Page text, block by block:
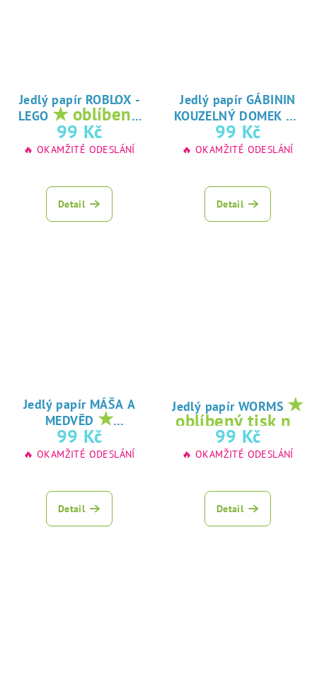
Jedlý papír ROBLOX -
LEGO ★ oblíbený
tisk na jedlý
papír
99 Kč
🔥 OKAMŽITÉ ODESLÁNÍ
Detail
Jedlý papír GÁBININ
KOUZELNÝ DOMEK ★
oblíbený tisk na
jedlý papír
99 Kč
🔥 OKAMŽITÉ ODESLÁNÍ
Detail
Jedlý papír MÁŠA A
MEDVĚD ★
oblíbený tisk na
jedlý papír
99 Kč
🔥 OKAMŽITÉ ODESLÁNÍ
Detail
Jedlý papír WORMS ★
oblíbený tisk na
jedlý papír
99 Kč
🔥 OKAMŽITÉ ODESLÁNÍ
Detail